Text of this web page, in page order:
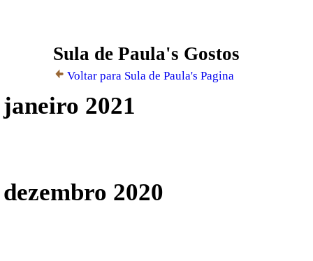
Sula de Paula's Gostos
Voltar para Sula de Paula's Pagina
janeiro 2021
dezembro 2020